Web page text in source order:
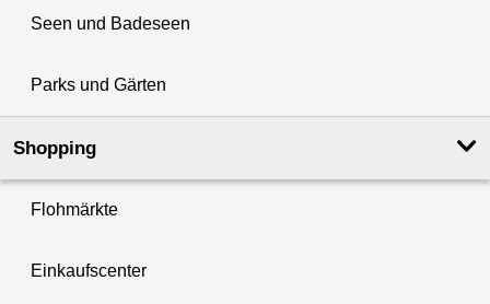
Seen und Badeseen
Parks und Gärten
Shopping
Flohmärkte
Einkaufscenter